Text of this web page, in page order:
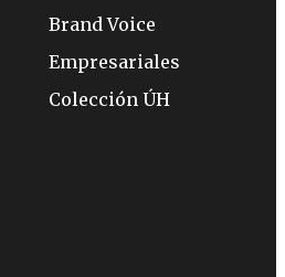
Brand Voice
Empresariales
Colección ÚH